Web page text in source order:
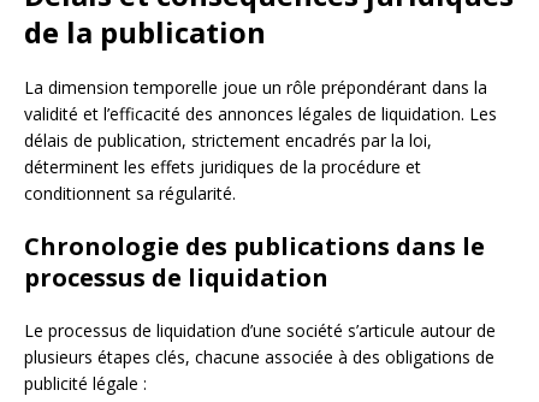
de la publication
La dimension temporelle joue un rôle prépondérant dans la
validité et l’efficacité des annonces légales de liquidation. Les
délais de publication, strictement encadrés par la loi,
déterminent les effets juridiques de la procédure et
conditionnent sa régularité.
Chronologie des publications dans le
processus de liquidation
Le processus de liquidation d’une société s’articule autour de
plusieurs étapes clés, chacune associée à des obligations de
publicité légale :